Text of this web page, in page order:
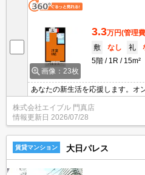
画像：23枚
3.3万円(管理
敷
なし 礼
5階
1R 15m²
あなたの新生活を応援します。オ
株式会社エイブル 門真店
情報更新日 2026/07/28
賃貸マンション 大日パレス